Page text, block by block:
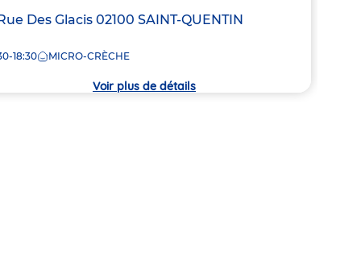
Des Glacis 02100 SAINT-QUENTIN
18:30 MICRO-CRÈCHE
Voir plus de détails